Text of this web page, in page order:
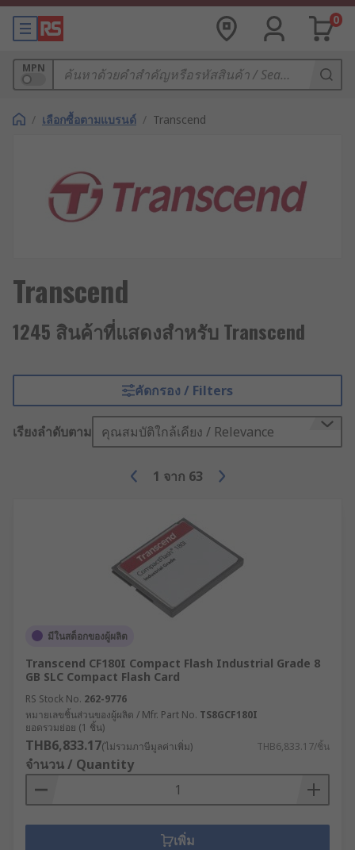
0
MPN
/ เลือกซื้อตามแบรนด์ / Transcend
Transcend
1245 สินค้าที่แสดงสำหรับ Transcend
คัดกรอง / Filters
เรียงลำดับตาม คุณสมบัติใกล้เคียง / Relevance
1 จาก 63
มีในสต็อกของผู้ผลิต
Transcend CF180I Compact Flash Industrial Grade 8
GB SLC Compact Flash Card
RS Stock No. 262-9776
หมายเลขชิ้นส่วนของผู้ผลิต / Mfr. Part No. TS8GCF180I
ยอดรวมย่อย (1 ชิ้น)
THB6,833.17(ไม่รวมภาษีมูลค่าเพิ่ม) THB6,833.17/ชิ้น
จำนวน / Quantity
เพิ่ม